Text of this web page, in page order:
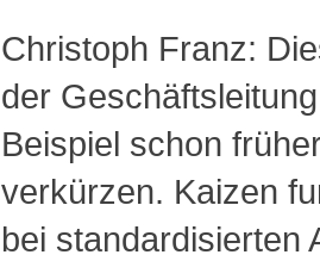
Christoph Franz:
der
Beispiel schon
verkürzen. Kaizen
bei standardisierten